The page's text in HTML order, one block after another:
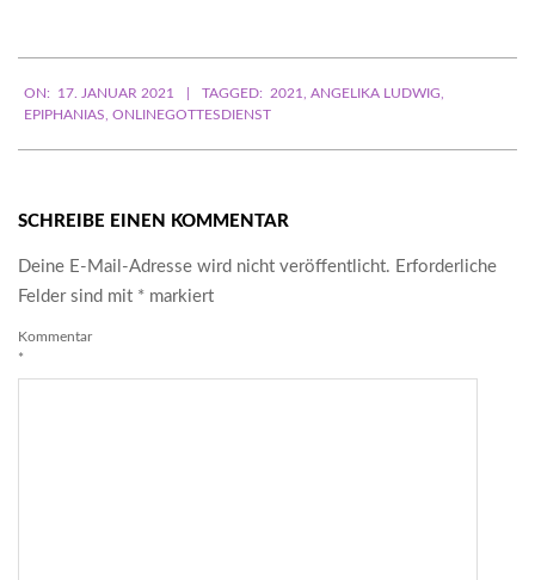
01-
ON: 17. JANUAR 2021 TAGGED: 2021 ANGELIKA LUDWIG
EPIPHANIAS ONLINEGOTTESDIENST
SCHREIBE EINEN KOMMENTAR
Deine E-Mail-Adresse wird nicht veröffentlicht. Erforderliche
Felder sind mit * markiert
Kommentar
*